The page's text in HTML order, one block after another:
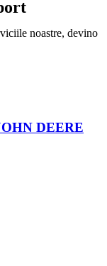
noastre, devino
DEERE